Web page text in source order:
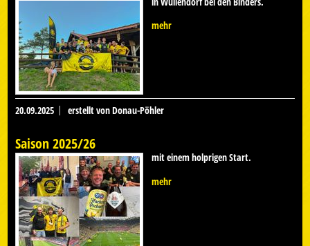
mehr
20.09.2025 erstellt von Donau-Pöhler
Saison 2025/26
mit einem holprigen Start.
mehr